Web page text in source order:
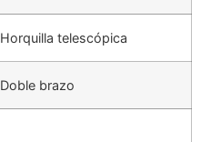
Horquilla telescópica
Doble brazo